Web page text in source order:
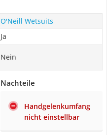
O'Neill Wetsuits
Ja
Nein
Nachteile
Handgelenkumfang
nicht einstellbar